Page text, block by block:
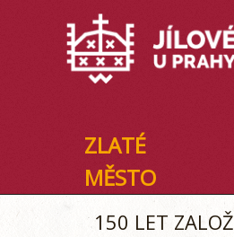
ZLATÉ
MĚSTO
150 LET